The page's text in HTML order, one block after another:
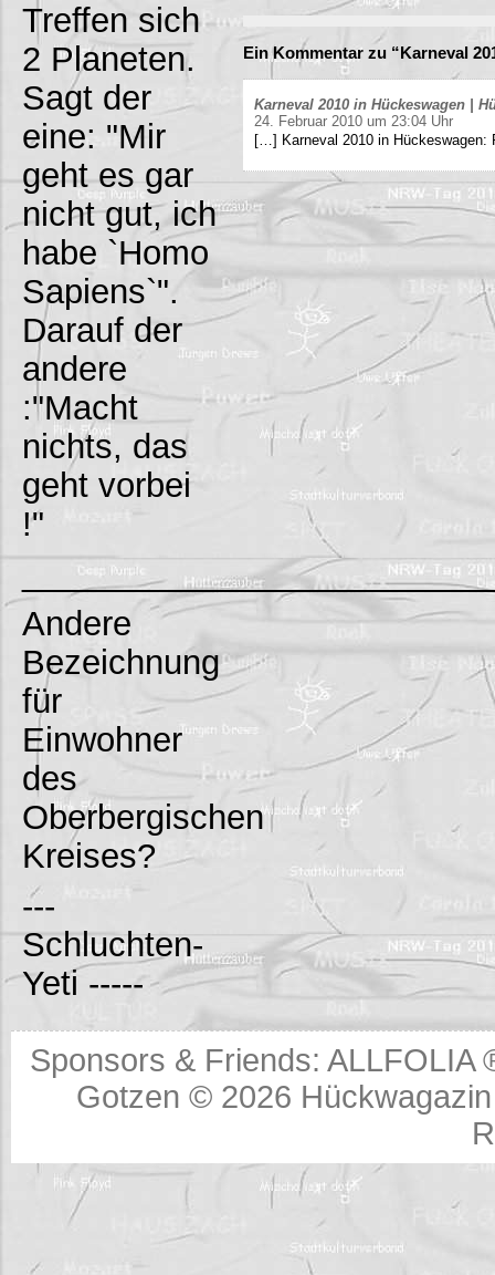
Treffen sich
2 Planeten.
Sagt der
eine: "Mir
geht es gar
nicht gut, ich
habe `Homo
Sapiens`".
Darauf der
andere
:"Macht
nichts, das
geht vorbei
!"
Andere
Bezeichnung
für
Einwohner
des
Oberbergischen
Kreises?
---
Schluchten-
Yeti -----
Ein Kommentar zu “Karneval
Karneval 2010 in Hückeswagen |
24. Februar 2010 um 23:04 Uhr
[…] Karneval 2010 in Hückeswagen:
Sponsors & Friends:ALLFOLIA
Gotzen © 2026